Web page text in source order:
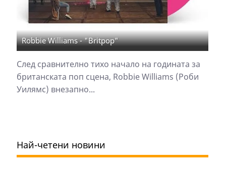
Robbie Williams - "Britpop"
След сравнително тихо начало на годината за
британската поп сцена, Robbie Williams (Роби
Уилямс) внезапно...
Най-четени новини